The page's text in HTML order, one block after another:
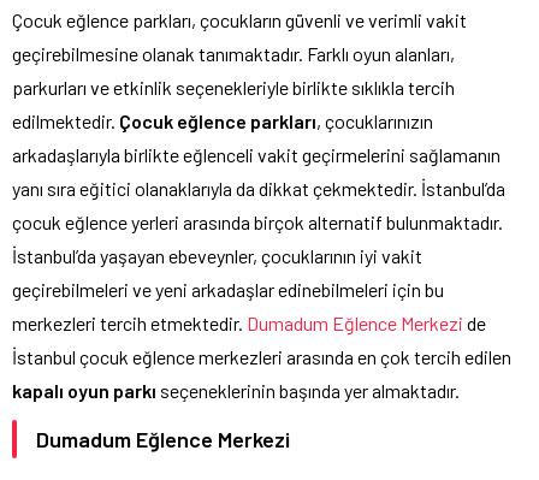
Çocuk eğlence parkları, çocukların güvenli ve verimli vakit
geçirebilmesine olanak tanımaktadır. Farklı oyun alanları,
parkurları ve etkinlik seçenekleriyle birlikte sıklıkla tercih
edilmektedir. Çocuk eğlence parkları, çocuklarınızın
arkadaşlarıyla birlikte eğlenceli vakit geçirmelerini sağlamanın
yanı sıra eğitici olanaklarıyla da dikkat çekmektedir. İstanbul’da
çocuk eğlence yerleri arasında birçok alternatif bulunmaktadır.
İstanbul’da yaşayan ebeveynler, çocuklarının iyi vakit
geçirebilmeleri ve yeni arkadaşlar edinebilmeleri için bu
merkezleri tercih etmektedir. Dumadum Eğlence Merkezi de
İstanbul çocuk eğlence merkezleri arasında en çok tercih edilen
kapalı oyun parkı seçeneklerinin başında yer almaktadır.
Dumadum Eğlence Merkezi